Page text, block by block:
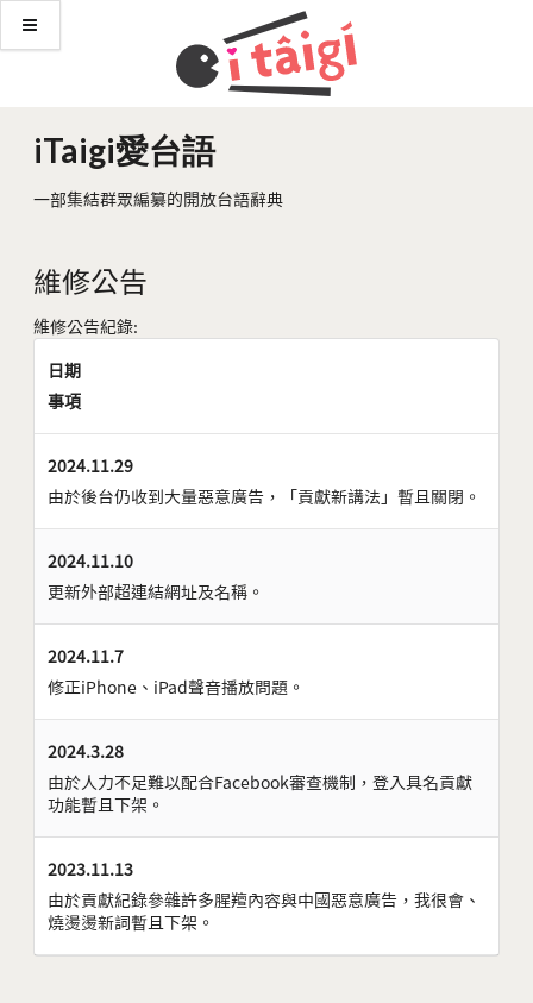
iTaigi愛台語
一部集結群眾編纂的開放台語辭典
維修公告
維修公告紀錄:
日期
事項
2024.11.29
由於後台仍收到大量惡意廣告，「貢獻新講法」暫且關閉。
2024.11.10
更新外部超連結網址及名稱。
2024.11.7
修正iPhone、iPad聲音播放問題。
2024.3.28
由於人力不足難以配合Facebook審查機制，登入具名貢獻
功能暫且下架。
2023.11.13
由於貢獻紀錄參雜許多腥羶內容與中國惡意廣告，我很會、
燒燙燙新詞暫且下架。